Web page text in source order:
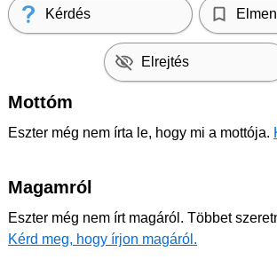
Kérdés
Elrejtés
Mottóm
Eszter még nem írta le, hogy mi a mottója.
Magamról
Eszter még nem írt magáról. Többet
Kérd meg, hogy írjon magáról.